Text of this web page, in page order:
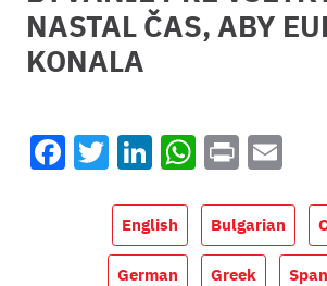
NASTAL ČAS, ABY
KONALA
Facebook
Twitter
LinkedIn
Print
English Bulgarian
German Greek